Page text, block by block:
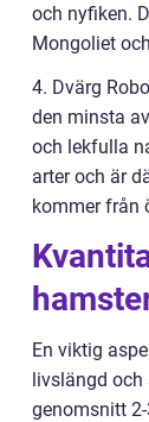
och nyfiken.
Mongoliet
4. Dvärg
den minsta
och lekfulla
arter och är
kommer från
En viktig
livslängd och
genomsnitt